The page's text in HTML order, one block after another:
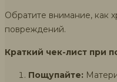
Обратите внимание, как
повреждений.
Краткий чек-лист при
Пощупайте: